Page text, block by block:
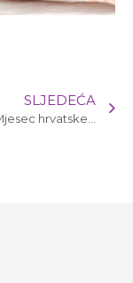
SLJEDEĆA